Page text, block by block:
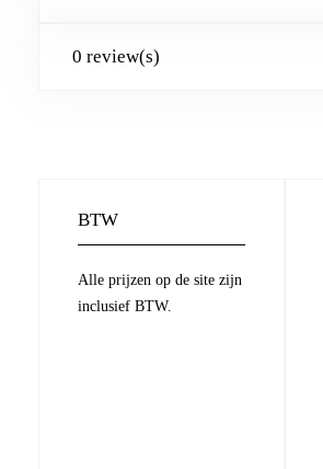
0 review(s)
BTW
Alle prijzen op de site zijn
inclusief BTW.